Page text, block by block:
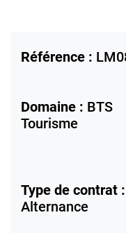
Référence :
Domaine : BTS
Tourisme
Type de contrat :
Alternance